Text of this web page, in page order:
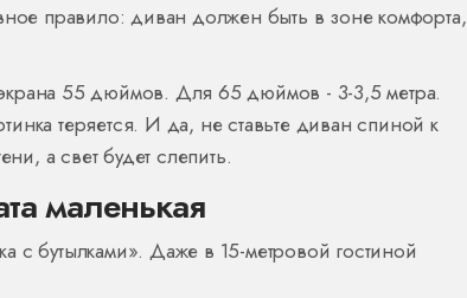
правило: диван должен быть в зоне комфорта,
55 дюймов. Для 65 дюймов - 3-3,5 метра.
теряется. И да, не ставьте диван спиной к
а свет будет слепить.
маленькая
с бутылками». Даже в 15-метровой гостиной